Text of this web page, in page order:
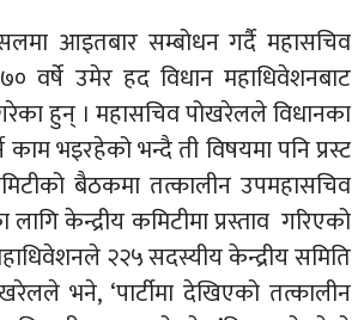
आइतबार सम्बोधन गर्दै महासचिव
वर्षे उमेर हद विधान महाधिवेशनबाट
हुन् । महासचिव पोखरेलले विधानका
काम भइरहेको भन्दै ती विषयमा पनि प्रस्ट
बैठकमा तत्कालीन उपमहासचिव
केन्द्रीय कमिटीमा प्रस्ताव गरिएको
२२५ सदस्यीय केन्द्रीय समिति
भने, ‘पार्टीमा देखिएको तत्कालीन